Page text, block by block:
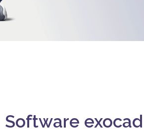
Software